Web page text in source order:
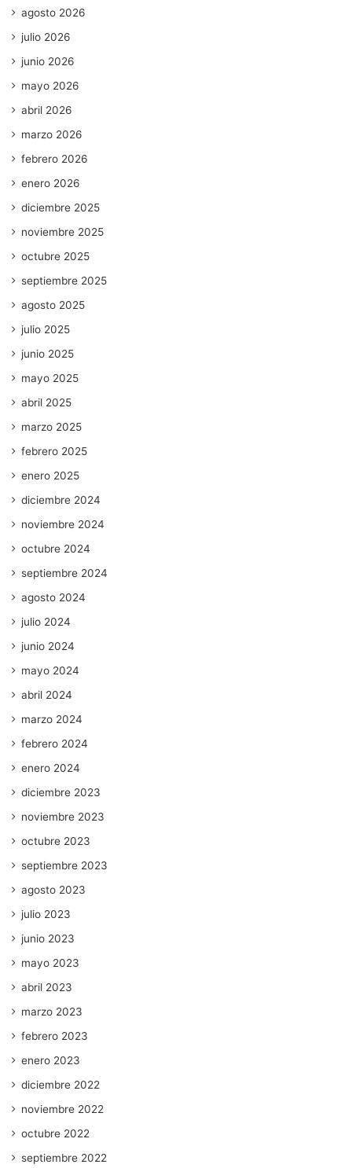
agosto 2026
julio 2026
junio 2026
mayo 2026
abril 2026
marzo 2026
febrero 2026
enero 2026
diciembre 2025
noviembre 2025
octubre 2025
septiembre 2025
agosto 2025
julio 2025
junio 2025
mayo 2025
abril 2025
marzo 2025
febrero 2025
enero 2025
diciembre 2024
noviembre 2024
octubre 2024
septiembre 2024
agosto 2024
julio 2024
junio 2024
mayo 2024
abril 2024
marzo 2024
febrero 2024
enero 2024
diciembre 2023
noviembre 2023
octubre 2023
septiembre 2023
agosto 2023
julio 2023
junio 2023
mayo 2023
abril 2023
marzo 2023
febrero 2023
enero 2023
diciembre 2022
noviembre 2022
octubre 2022
septiembre 2022